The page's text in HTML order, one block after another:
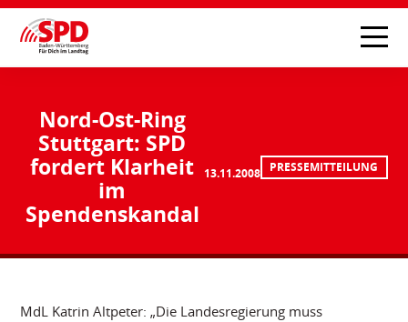
Nord-Ost-Ring
Stuttgart: SPD
fordert Klarheit
im
Spendenskandal
13.11.2008 PRESSEMITTEILUNG
MdL Katrin Altpeter: „Die Landesregierung muss